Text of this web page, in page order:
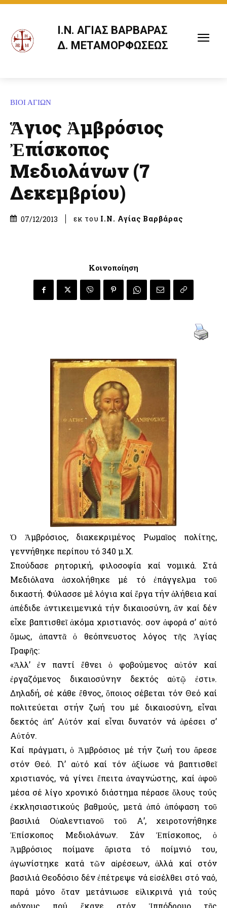
Ι.Ν. ΑΓΙΑΣ ΒΑΡΒΑΡΑΣ
Δ. ΜΕΤΑΜΟΡΦΩΣΕΩΣ
ΒΙΟΙ ΑΓΙΩΝ
Ἅγιος Ἀμβρόσιος
Ἐπίσκοπος
Μεδιολάνων (7
Δεκεμβρίου)
07/12/2013 εκ του Ι.Ν. Αγίας Βαρβάρας
Κοινοποίηση
Ὁ Ἀμβρόσιος, διακεκριμένος Ρωμαῖος πολίτης,
γεννήθηκε περίπου τό 340 μ.Χ.
Σπούδασε ρητορική, φιλοσοφία καί νομικά. Στά
Μεδιόλανα ἀσχολήθηκε μέ τό ἐπάγγελμα τοῦ
δικαστή. Φύλασσε μέ λόγια καί ἔργα τήν ἀλήθεια καί
ἀπέδιδε ἀντικειμενικά τήν δικαιοσύνη, ἂν καί δέν
εἶχε βαπτισθεῖ ἀκόμα χριστιανός. Ὅσον ἀφορά σ’ αὐτό
ὅμως, ἀπαντᾶ ὁ θεόπνευστος λόγος τῆς Ἁγίας
Γραφῆς:
«Ἀλλ’ ἐν παντί ἔθνει ὁ φοβούμενος αὐτόν καί
ἐργαζόμενος δικαιοσύνην δεκτός αὐτῷ ἐστι».
Δηλαδή, σέ κάθε ἔθνος, ὅποιος σέβεται τόν Θεό καί
πολιτεύεται στήν ζωή του μέ δικαιοσύνη, εἶναι
δεκτός ἀπ’ Αὐτόν καί εἶναι δυνατόν νά ἀρέσει σ’
Αὐτόν.
Καί πράγματι, ὁ Ἀμβρόσιος μέ τήν ζωή του ἄρεσε
στόν Θεό. Γι’ αὐτό καί τόν ἀξίωσε νά βαπτισθεῖ
χριστιανός, νά γίνει ἔπειτα ἀναγνώστης, καί ἀφοῦ
μέσα σέ λίγο χρονικό διάστημα πέρασε ὅλους τούς
ἐκκλησιαστικούς βαθμούς, μετά ἀπό ἀπόφαση τοῦ
βασιλιά Οὐαλεντιανοῦ τοῦ Α’, χειροτονήθηκε
Ἐπίσκοπος Μεδιολάνων. Σάν Ἐπίσκοπος, ὁ
Ἀμβρόσιος ποίμανε ἄριστα τό ποίμνιό του,
ἀγωνίστηκε κατά τῶν αἱρέσεων, ἀλλά καί στόν
βασιλιά Θεοδόσιο δέν ἐπέτρεψε νά εἰσέλθει στό ναό,
παρά μόνο ὅταν μετάνιωσε εἰλικρινά γιά τούς
φόνους πού ἔκανε στόν Ἱππόδρομο τῆς